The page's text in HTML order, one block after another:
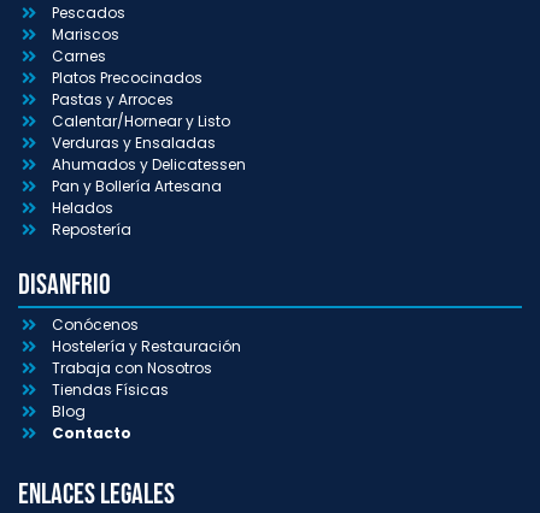
Pescados
Mariscos
Carnes
Platos Precocinados
Pastas y Arroces
Calentar/Hornear y Listo
Verduras y Ensaladas
Ahumados y Delicatessen
Pan y Bollería Artesana
Helados
Repostería
Disanfrio
Conócenos
Hostelería y Restauración
Trabaja con Nosotros
Tiendas Físicas
Blog
Contacto
Enlaces Legales